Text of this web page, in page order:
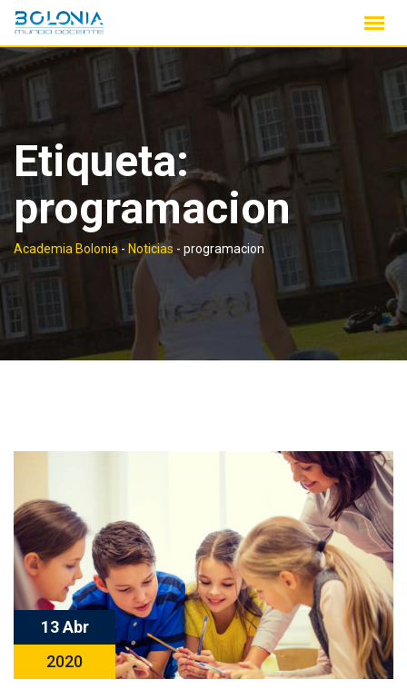
Saltar
contenido
Etiqueta:
programacion
Academia Bolonia - Noticias - programacion
13 Abr
2020